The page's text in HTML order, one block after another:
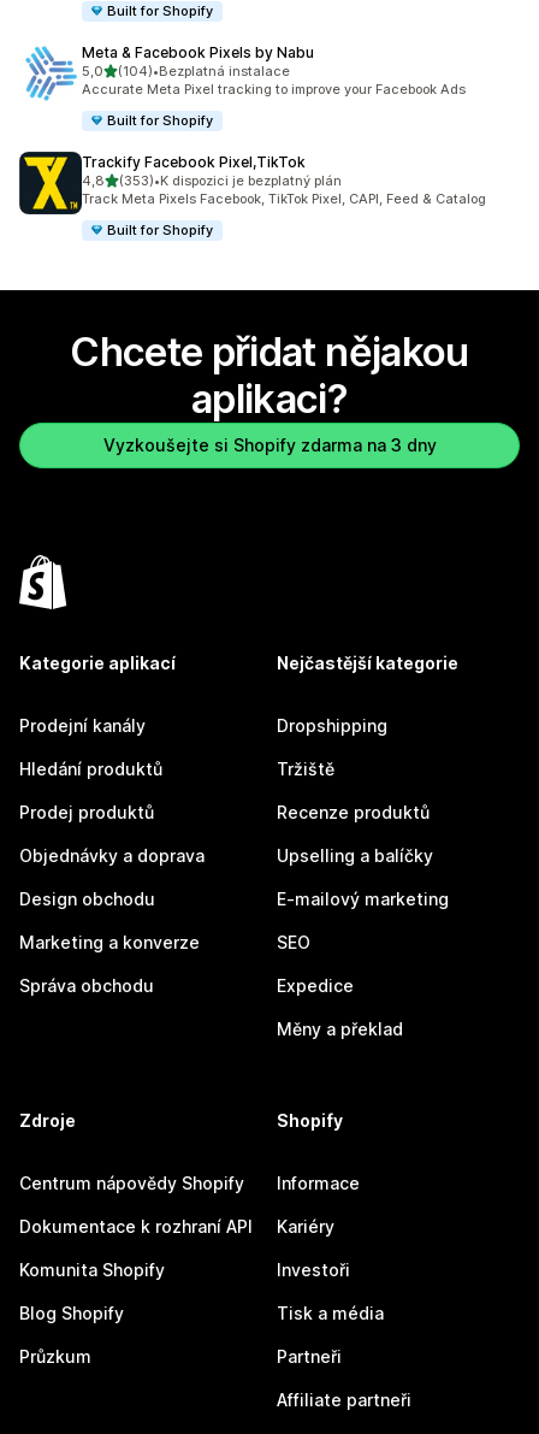
Built for Shopify
Meta & Facebook Pixels by Nabu
5,0z 5 hvězd
(104)
Celkový počet recenzí: 104
•Bezplatná instalace
Accurate Meta Pixel tracking to improve your Facebook Ads
Built for Shopify
Trackify Facebook Pixel,TikTok
4,8z 5 hvězd
(353)
Celkový počet recenzí: 353
•K dispozici je bezplatný plán
Track Meta Pixels Facebook, TikTok Pixel, CAPI, Feed & Catalog
Built for Shopify
Chcete přidat nějakou
aplikaci?
Vyzkoušejte si Shopify zdarma na 3 dny
Kategorie aplikací
Prodejní kanály
Hledání produktů
Prodej produktů
Objednávky a doprava
Design obchodu
Marketing a konverze
Správa obchodu
Nejčastější kategorie
Dropshipping
Tržiště
Recenze produktů
Upselling a balíčky
E-mailový marketing
SEO
Expedice
Měny a překlad
Zdroje
Centrum nápovědy Shopify
Dokumentace k rozhraní API
Komunita Shopify
Blog Shopify
Průzkum
Shopify
Informace
Kariéry
Investoři
Tisk a média
Partneři
Affiliate partneři